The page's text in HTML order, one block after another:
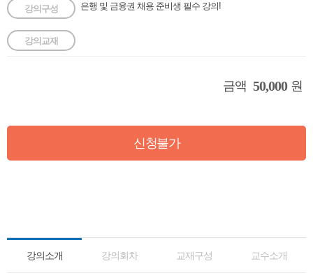
강의구성 은행 및 금융권 채용 준비생 필수 강의!
강의교재
금액 50,000 원
신청불가
강의소개 강의회차 교재구성 교수소개